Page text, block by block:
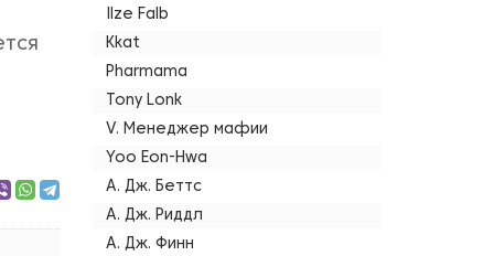
Ilze Falb
Kkat
Pharmama
Tony Lonk
V. Менеджер мафии
Yoo Eon-Hwa
А. Дж. Беттс
А. Дж. Риддл
А. Дж. Финн